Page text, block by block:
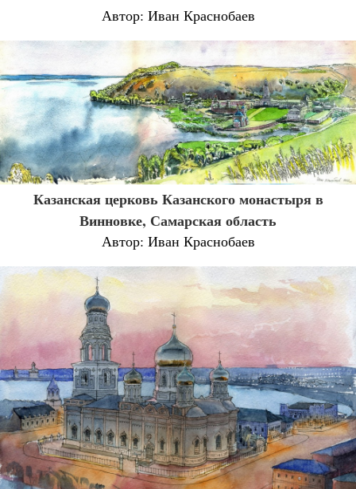
Автор: Иван Краснобаев
Казанская церковь Казанского монастыря в
Винновке, Самарская область
Автор: Иван Краснобаев